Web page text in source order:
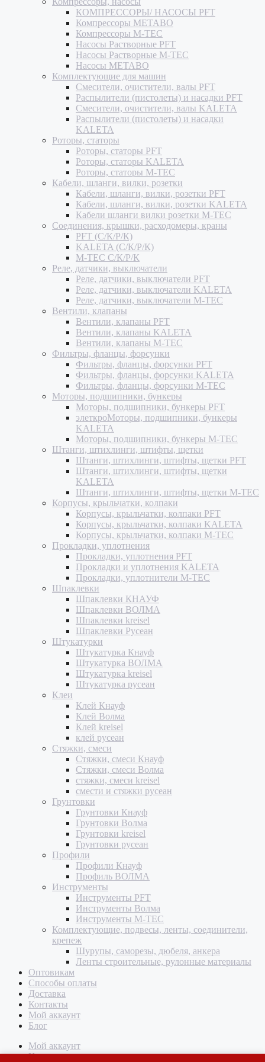
КОМПРЕССОРЫ/ НАСОСЫ PFT
Компрессоры METABO
Компрессоры M-TEC
Насосы Растворные PFT
Насосы Растворные M-TEC
Насосы METABO
Комплектующие для машин
Смесители, очистители, валы PFT
Распылители (пистолеты) и насадки PFT
Смесители, очистители, валы KALETA
Распылители (пистолеты) и насадки
KALETA
Роторы, статоры
Роторы, статоры PFT
Роторы, статоры KALETA
Роторы, статоры M-TEC
Кабели, шланги, вилки, розетки
Кабели, шланги, вилки, розетки PFT
Кабели, шланги, вилки, розетки KALETA
Кабели шланги вилки розетки M-TEC
Соединения, крышки, расходомеры, краны
PFT (С/К/Р/К)
KALETA (С/К/Р/К)
M-TEC С/К/Р/К
Реле, датчики, выключатели
Реле, датчики, выключатели PFT
Реле, датчики, выключатели KALETA
Реле, датчики, выключатели M-TEC
Вентили, клапаны
Вентили, клапаны PFT
Вентили, клапаны KALETA
Вентили, клапаны M-TEC
Фильтры, фланцы, форсунки
Фильтры, фланцы, форсунки PFT
Фильтры, фланцы, форсунки KALETA
Фильтры, фланцы, форсунки M-TEC
Моторы, подшипники, бункеры
Моторы, подшипники, бункеры PFT
элеткроМоторы, подшипники, бункеры
KALETA
Моторы, подшипники, бункеры M-TEC
Штанги, штихлинги, штифты, щетки
Штанги, штихлинги, штифты, щетки PFT
Штанги, штихлинги, штифты, щетки
KALETA
Штанги, штихлинги, штифты, щетки M-TEC
Корпусы, крыльчатки, колпаки
Корпусы, крыльчатки, колпаки PFT
Корпусы, крыльчатки, колпаки KALETA
Корпусы, крыльчатки, колпаки M-TEC
Прокладки, уплотнения
Прокладки, уплотнения PFT
Прокладки и уплотнения KALETA
Прокладки, уплотнители M-TEC
Шпаклевки
Шпаклевки КНАУФ
Шпаклевки ВОЛМА
Шпаклевки kreisel
Шпаклевки Русеан
Штукатурки
Штукатурка Кнауф
Штукатурка ВОЛМА
Штукатурка kreisel
Штукатурка русеан
Клеи
Клей Кнауф
Клей Волма
Клей kreisel
клей русеан
Стяжки, смеси
Стяжки, смеси Кнауф
Стяжки, смеси Волма
стяжки, смеси kreisel
смести и стяжки русеан
Грунтовки
Грунтовки Кнауф
Грунтовки Волма
Грунтовки kreisel
Грунтовки русеан
Профили
Профили Кнауф
Профиль ВОЛМА
Инструменты
Инструменты PFT
Инструменты Волма
Инструменты M-TEC
Комплектующие, подвесы, ленты, соединители,
крепеж
Шурупы, саморезы, дюбеля, анкера
Ленты строительные, рулонные материалы
Оптовикам
Способы оплаты
Доставка
Контакты
Мой аккаунт
Блог
Мой аккаунт
Корзина